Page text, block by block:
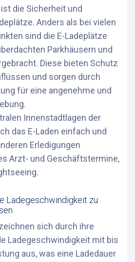
die Sicherheit und
Anders als bei vielen
sind die E-Ladeplätze
Parkhäusern und
Diese bieten Schutz
und sorgen durch
für eine angenehme und
Innenstadtlagen der
das E-Laden einfach und
Erledigungen
Arzt- und Geschäftstermine,
Ladegeschwindigkeit zu
sich durch ihre
Ladegeschwindigkeit mit bis
aus, was eine Ladedauer